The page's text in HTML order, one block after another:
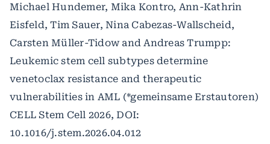
Michael Hundemer, Mika Kontro, Ann-Kathrin
Eisfeld, Tim Sauer, Nina Cabezas-Wallscheid,
Carsten Müller-Tidow and Andreas Trumpp:
Leukemic stem cell subtypes determine
venetoclax resistance and therapeutic
vulnerabilities in AML (*gemeinsame Erstautoren)
CELL Stem Cell 2026, DOI:
10.1016/j.stem.2026.04.012